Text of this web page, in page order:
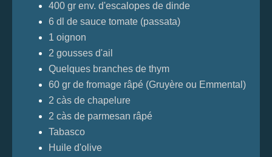
400 gr env. d'escalopes de dinde
6 dl de sauce tomate (passata)
1 oignon
2 gousses d'ail
Quelques branches de thym
60 gr de fromage râpé (Gruyère ou Emmental)
2 càs de chapelure
2 càs de parmesan râpé
Tabasco
Huile d'olive